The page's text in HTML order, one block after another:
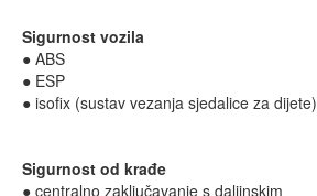
Sigurnost vozila
● ABS
● ESP
● isofix (sustav vezanja sjedalice za dijete)
Sigurnost od krađe
● centralno zaključavanje s daljinskim